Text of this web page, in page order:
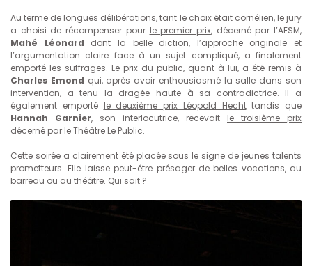
Au terme de longues délibérations, tant le choix était cornélien, le jury
a choisi de récompenser pour le premier prix, décerné par l’AESM,
Mahé Léonard dont la belle diction, l’approche originale et
l’argumentation claire face à un sujet compliqué, a finalement
emporté les suffrages. Le prix du public, quant à lui, a été remis à
Charles Emond qui, après avoir enthousiasmé la salle dans son
intervention, a tenu la dragée haute à sa contradictrice. Il a
également emporté le deuxième prix Léopold Hechttandis que
Hannah Garnier, son interlocutrice, recevait le troisième prix
décerné par le Théâtre Le Public.
Cette soirée a clairement été placée sous le signe de jeunes talents
prometteurs. Elle laisse peut-être présager de belles vocations, au
barreau ou au théâtre. Qui sait ?